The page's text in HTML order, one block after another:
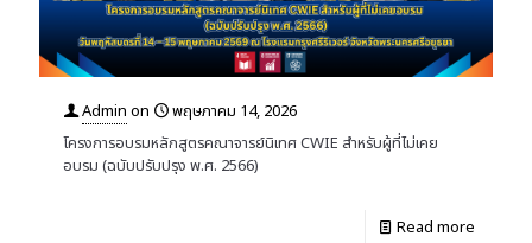
Admin on
พฤษภาคม 14, 2026
โครงการอบรมหลักสูตรคณาจารย์นิเทศ CWIE สำหรับผู้ที่ไม่เคย
อบรม (ฉบับปรับปรุง พ.ศ. 2566)
Read more